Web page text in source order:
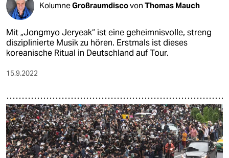
KolumneGroßraumdiscovon Thomas Mauch
Mit „Jongmyo Jeryeak“ ist eine geheimnisvolle, streng
disziplinierte Musik zu hören. Erstmals ist dieses
koreanische Ritual in Deutschland auf Tour.
15.9.2022